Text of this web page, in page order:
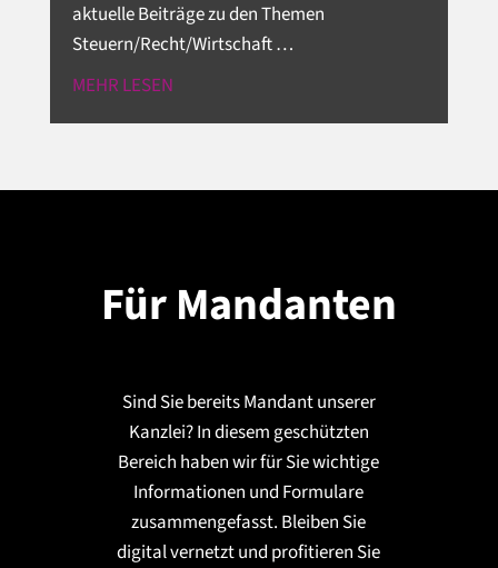
aktuelle Beiträge zu den Themen
Steuern/Recht/Wirtschaft …
MEHR LESEN
Für Mandanten
Sind Sie bereits Mandant unserer
Kanzlei? In diesem geschützten
Bereich haben wir für Sie wichtige
Informationen und Formulare
zusammengefasst. Bleiben Sie
digital vernetzt und profitieren Sie